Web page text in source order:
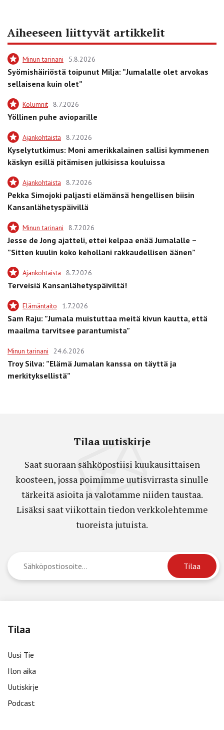
Aiheeseen liittyvät artikkelit
Minun tarinani 5.8.2026
Syömishäiriöstä toipunut Milja: ”Jumalalle olet arvokas
sellaisena kuin olet”
Kolumnit 8.7.2026
Yöllinen puhe avioparille
Ajankohtaista 8.7.2026
Kyselytutkimus: Moni amerikkalainen sallisi kymmenen
käskyn esillä pitämisen julkisissa kouluissa
Ajankohtaista 8.7.2026
Pekka Simojoki paljasti elämänsä hengellisen biisin
Kansanlähetyspäivillä
Minun tarinani 8.7.2026
Jesse de Jong ajatteli, ettei kelpaa enää Jumalalle –
”Sitten kuulin koko kehollani rakkaudellisen äänen”
Ajankohtaista 8.7.2026
Terveisiä Kansanlähetyspäiviltä!
Elämäntaito 1.7.2026
Sam Raju: ”Jumala muistuttaa meitä kivun kautta, että
maailma tarvitsee parantumista”
Minun tarinani 24.6.2026
Troy Silva: ”Elämä Jumalan kanssa on täyttä ja
merkityksellistä”
Tilaa uutiskirje
Saat suoraan sähköpostiisi kuukausittaisen
koosteen, jossa poimimme uutisvirrasta sinulle
tärkeitä asioita ja valotamme niiden taustaa.
Lisäksi saat viikottain tiedon verkkolehtemme
tuoreista jutuista.
Tilaa
Uusi Tie
Ilon aika
Uutiskirje
Podcast